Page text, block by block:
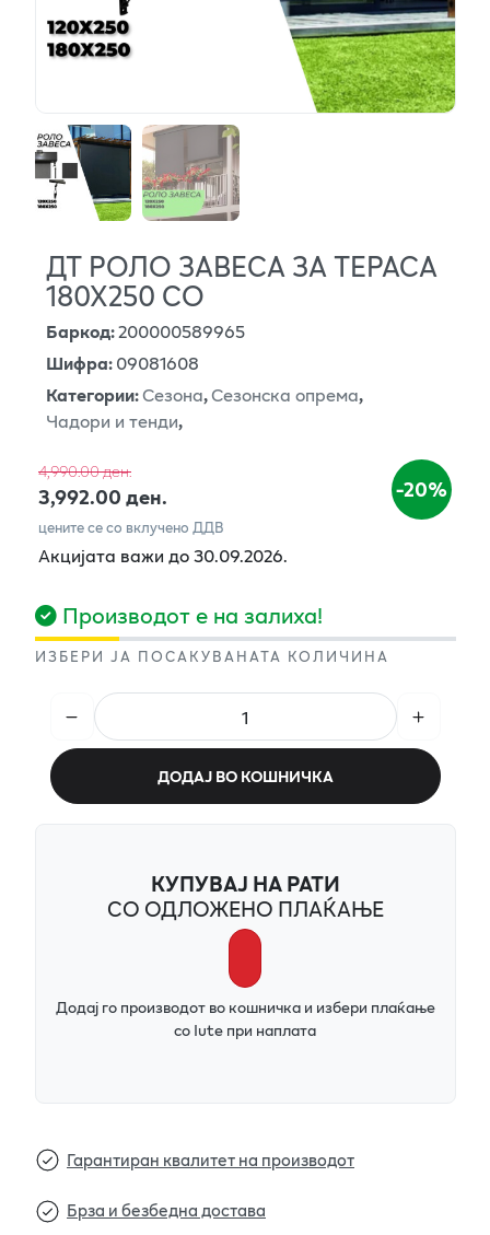
ДТ РОЛО ЗАВЕСА ЗА ТЕРАСА
180Х250 СО
Баркод:200000589965
Шифра:09081608
Категории:Сезона,Сезонска опрема,
Чадори и тенди,
4,990.00 ден.
3,992.00 ден. -20%
цените се со вклучено ДДВ
Акцијата важи до 30.09.2026.
Производот е на залиха!
ИЗБЕРИ ЈА ПОСАКУВАНАТА КОЛИЧИНА
ДОДАЈ ВО КОШНИЧКА
КУПУВАЈ НА РАТИ
СО ОДЛОЖЕНО ПЛАЌАЊЕ
Додај го производот во кошничка и избери плаќање
со Iute при наплата
Гарантиран квалитет на производот
Брза и безбедна достава